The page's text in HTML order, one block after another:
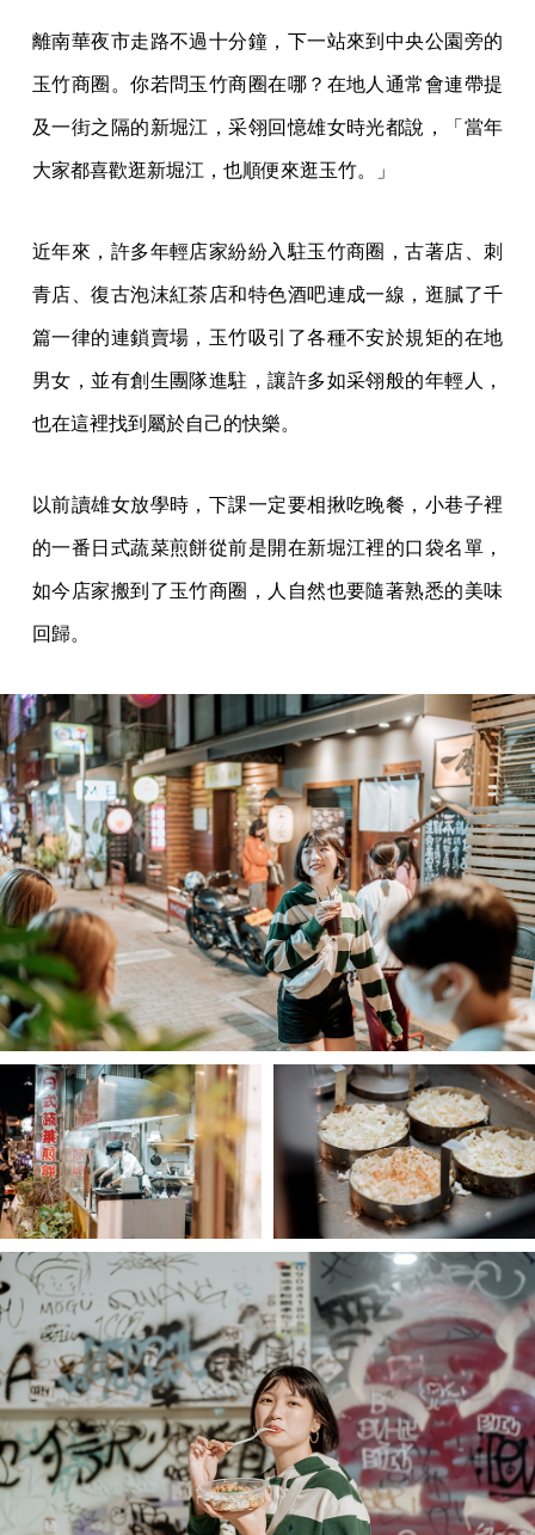
離南華夜市走路不過十分鐘，下一站來到中央公園旁的
玉竹商圈。你若問玉竹商圈在哪？在地人通常會連帶提
及一街之隔的新堀江，采翎回憶雄女時光都說，「當年
大家都喜歡逛新堀江，也順便來逛玉竹。」
近年來，許多年輕店家紛紛入駐玉竹商圈，古著店、刺
青店、復古泡沫紅茶店和特色酒吧連成一線，逛膩了千
篇一律的連鎖賣場，玉竹吸引了各種不安於規矩的在地
男女，並有創生團隊進駐，讓許多如采翎般的年輕人，
也在這裡找到屬於自己的快樂。
以前讀雄女放學時，下課一定要相揪吃晚餐，小巷子裡
的一番日式蔬菜煎餅從前是開在新堀江裡的口袋名單，
如今店家搬到了玉竹商圈，人自然也要隨著熟悉的美味
回歸。